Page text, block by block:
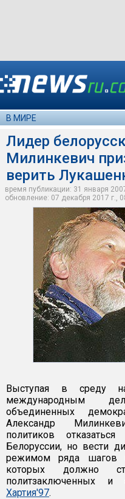
В МИРЕ
Лидер
Милинкевич
верить
время публикации: 31 января
обновление: 07 декабря 2017 г.,
Выступая в среду
международным
объединенных
Александр
политиков
Белоруссии, но вести
режимом ряда шагов
которых должно
политзаключенных и
Хартия'97.